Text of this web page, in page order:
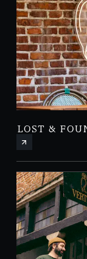
LOST &